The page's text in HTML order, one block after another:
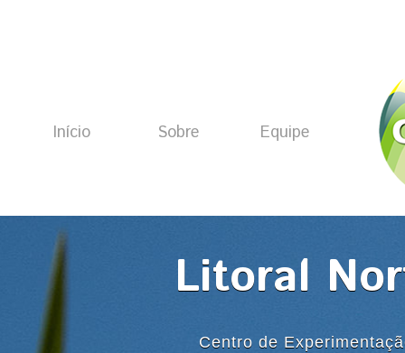
Início Sobre Equipe
Litoral
Centro de